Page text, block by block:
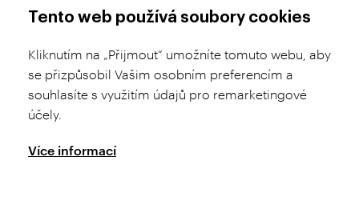
Registrace
Výběr zboží
Doprava a platba
Historie objednávek
Obchodní podmínky
Reklamační řád
Nastavení soukromí
Tento web používá soubory cookies
Kliknutím na „Přijmout“ umožníte tomuto webu, aby
se přizpůsobil Vašim osobním preferencím a
souhlasíte s využitím údajů pro remarketingové
účely.
Více informací